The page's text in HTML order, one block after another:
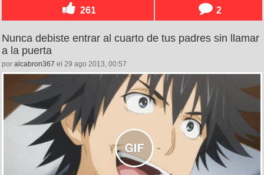
261 2
Nunca debiste entrar al cuarto de tus padres sin llamar
a la puerta
por alcabron367 el 29 ago 2013, 00:57